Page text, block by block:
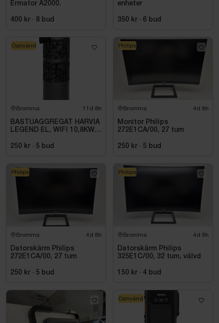
Ermator A2000.
400 kr · 8 bud
enheter
350 kr · 6 bud
Bromma 11d 8h
BASTUAGGREGAT HARVIA
LEGEND EL, WIFI 10,8KW
250 kr · 5 bud
Oanvänd
Bromma 4d 8h
Monitor Philips
272E1CA/00, 27 tum
250 kr · 5 bud
Philips
Bromma 4d 8h
Datorskärm Philips
272E1CA/00, 27 tum
250 kr · 5 bud
Philips
Bromma 4d 8h
Datorskärm Philips
325E1C/00, 32 tum, välvd
150 kr · 4 bud
Philips
Oanvänd